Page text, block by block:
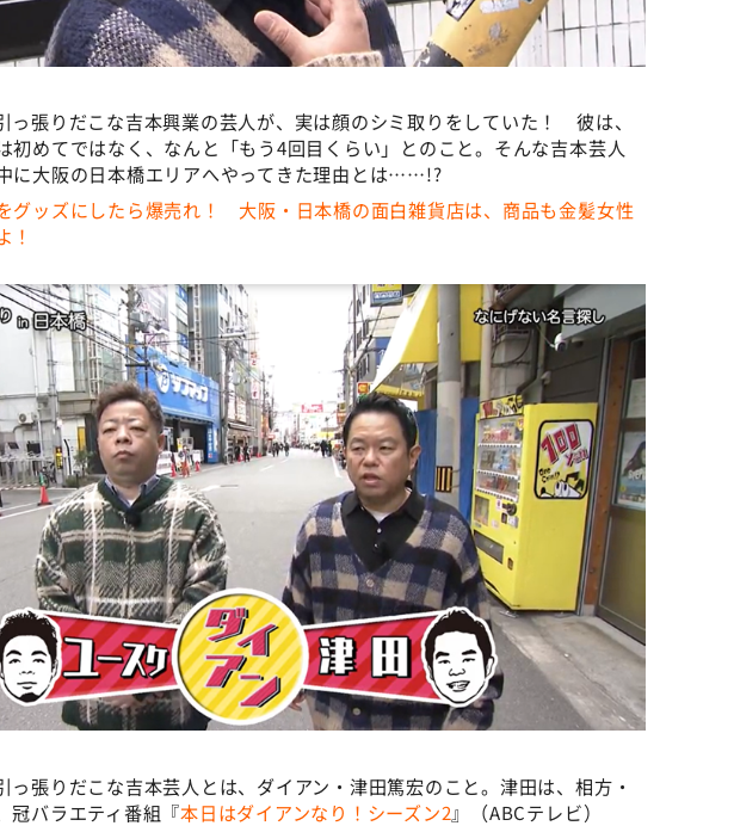
っ張りだこな吉本興業の芸人が、実は顔のシミ取りをしていた！ 彼は、
初めてではなく、なんと「もう4回目くらい」とのこと。そんな吉本芸人
に大阪の日本橋エリアへやってきた理由とは……!?
グッズにしたら爆売れ！ 大阪・日本橋の面白雑貨店は、商品も金髪女性
！
っ張りだこな吉本芸人とは、ダイアン・津田篤宏のこと。津田は、相方・
冠バラエティ番組『本日はダイアンなり！シーズン2』（ABCテレビ）